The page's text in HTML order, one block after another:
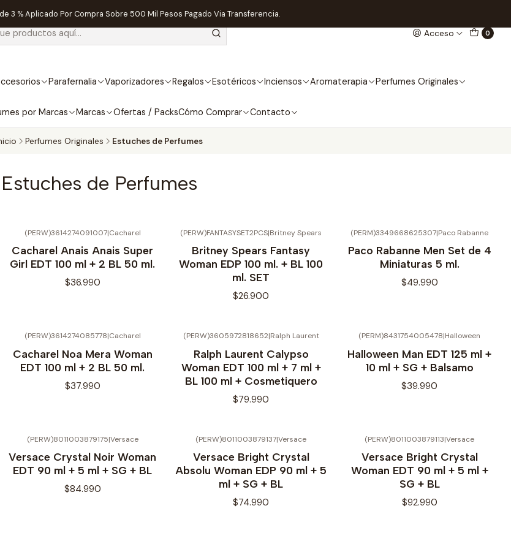
Acceso 0
Parafernalia Vaporizadores Regalos Esotéricos Inciensos Aromaterapia Perfumes Originales
por Marcas Marcas Ofertas / PacksCómo Comprar Contacto
3 % Aplicado Por Compra Sobre 500 Mil Pesos Pagado Via Transferencia.
Perfumes Originales Estuches de Perfumes
Estuches de Perfumes
(PERW)3614274091007|Cacharel
Cacharel Anais Anais Super
Girl EDT 100 ml + 2 BL 50 ml.
$36.990
(PERW)FANTASYSET2PCS|Britney Spears
Britney Spears Fantasy
Woman EDP 100 ml. + BL 100
ml. SET
$26.900
(PERM)3349668625307|Paco Rabanne
Paco Rabanne Men Set de 4
Miniaturas 5 ml.
$49.990
(PERW)3614274085778|Cacharel
Cacharel Noa Mera Woman
EDT 100 ml + 2 BL 50 ml.
$37.990
(PERW)3605972818652|Ralph Laurent
Ralph Laurent Calypso
Woman EDT 100 ml + 7 ml +
BL 100 ml + Cosmetiquero
$79.990
(PERM)8431754005478|Halloween
Halloween Man EDT 125 ml +
10 ml + SG + Balsamo
$39.990
(PERW)8011003879175|Versace
Versace Crystal Noir Woman
EDT 90 ml + 5 ml + SG + BL
$84.990
(PERW)8011003879137|Versace
Versace Bright Crystal
Absolu Woman EDP 90 ml + 5
ml + SG + BL
$74.990
(PERW)8011003879113|Versace
Versace Bright Crystal
Woman EDT 90 ml + 5 ml +
SG + BL
$92.990